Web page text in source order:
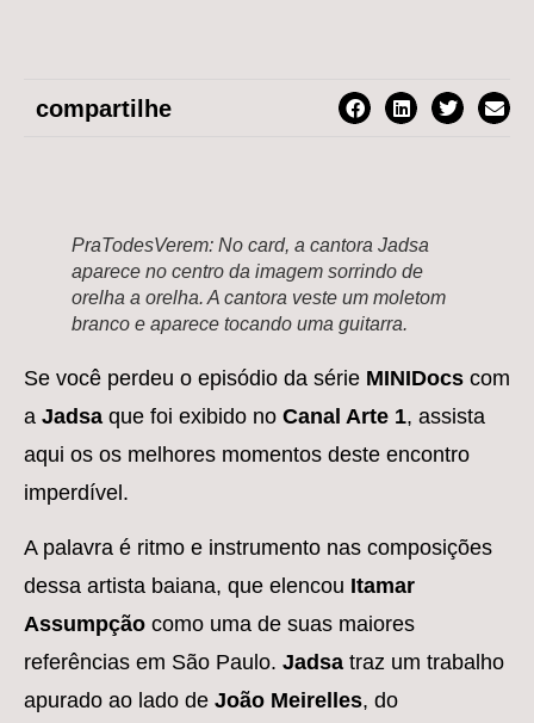
compartilhe
PraTodesVerem: No card, a cantora Jadsa
aparece no centro da imagem sorrindo de
orelha a orelha. A cantora veste um moletom
branco e aparece tocando uma guitarra.
Se você perdeu o episódio da série MINIDocs com
a Jadsa que foi exibido no Canal Arte 1, assista
aqui os os melhores momentos deste encontro
imperdível. ⠀
A palavra é ritmo e instrumento nas composições
dessa artista baiana, que elencou Itamar
Assumpção como uma de suas maiores
referências em São Paulo. Jadsa traz um trabalho
apurado ao lado de João Meirelles, do